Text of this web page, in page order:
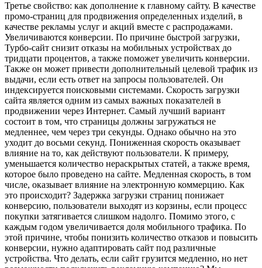
Третье свойство: как дополнение к главному сайту. В качестве
промо-страниц для продвижения определенных изделий, в
качестве рекламы услуг и акций вместе с распродажами.
Увеличиваются конверсии. По причине быстрой загрузки,
Турбо-сайт снизит отказы на мобильных устройствах до
тридцати процентов, а также поможет увеличить конверсии.
Также он может привести дополнительный целевой трафик из
выдачи, если есть ответ на запросы пользователей. Он
индексируется поисковыми системами. Скорость загрузки
сайта является одним из самых важных показателей в
продвижении через Интернет. Самый лучший вариант
состоит в том, что страницы должны загружаться не
медленнее, чем через три секунды. Однако обычно на это
уходит до восьми секунд. Пониженная скорость оказывает
влияние на то, как действуют пользователи. К примеру,
уменьшается количество нераскрытых статей, а также время,
которое было проведено на сайте. Медленная скорость, в том
числе, оказывает влияние на электронную коммерцию. Как
это происходит? Задержка загрузки страниц понижает
конверсию, пользователи выходят из корзины, если процесс
покупки затягивается слишком надолго. Помимо этого, с
каждым годом увеличивается доля мобильного трафика. По
этой причине, чтобы понизить количество отказов и повысить
конверсии, нужно адаптировать сайт под различные
устройства. Что делать, если сайт грузится медленно, но нет